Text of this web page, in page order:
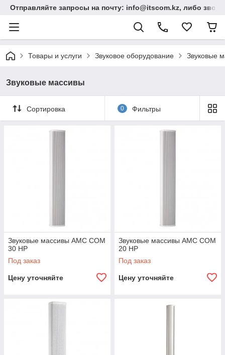
Отправляйте запросы на почту: info@itscom.kz, либо
Товары и услуги Звуковое оборудование Звуковые
Звуковые массивы
Сортировка 0 Фильтры
Звуковые массивы AMC COM
30 HP
Под заказ
Цену уточняйте
Звуковые массивы AMC COM
20 HP
Под заказ
Цену уточняйте